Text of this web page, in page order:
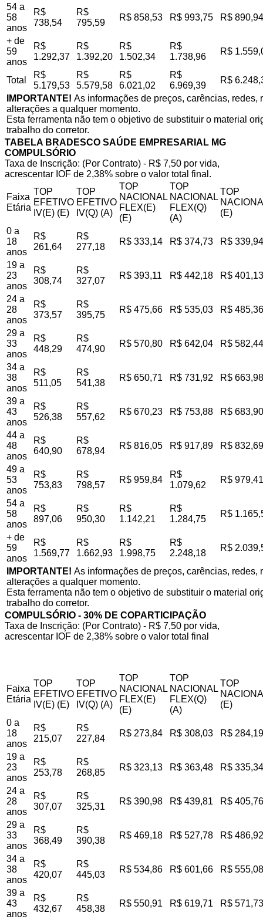
54 a
58
anos
R$
738,54
R$
795,59
R$ 858,53 R$ 993,75 R$ 890,94
+ de
59
anos
R$
1.292,37
R$
1.392,20
R$
1.502,34
R$
1.738,96
R$
Total
R$
5.179,53
R$
5.579,58
R$
6.021,02
R$
6.969,39
R$
IMPORTANTE! As informações de preços, carências,
alterações a qualquer momento.
Esta ferramenta não tem o objetivo de substituir o material
trabalho do corretor.
TABELA BRADESCO SAÚDE EMPRESARIAL MG
COMPULSÓRIO
Taxa de Inscrição: (Por Contrato) - R$ 7,50 por vida,
acrescentar IOF de 2,38% sobre o valor total final.
Faixa
Etária
TOP
EFETIVO
IV(E) (E)
TOP
EFETIVO
IV(Q) (A)
TOP
NACIONAL
FLEX(E)
(E)
TOP
NACIONAL
FLEX(Q)
(A)
TOP
(E)
0 a
18
anos
R$
261,64
R$
277,18
R$ 333,14 R$ 374,73 R$ 339,94
19 a
23
anos
R$
308,74
R$
327,07
R$ 393,11 R$ 442,18 R$ 401,13
24 a
28
anos
R$
373,57
R$
395,75
R$ 475,66 R$ 535,03 R$ 485,36
29 a
33
anos
R$
448,29
R$
474,90
R$ 570,80 R$ 642,04 R$ 582,44
34 a
38
anos
R$
511,05
R$
541,38
R$ 650,71 R$ 731,92 R$ 663,98
39 a
43
anos
R$
526,38
R$
557,62
R$ 670,23 R$ 753,88 R$ 683,90
44 a
48
anos
R$
640,90
R$
678,94
R$ 816,05 R$ 917,89 R$ 832,69
49 a
53
anos
R$
753,83
R$
798,57
R$ 959,84
R$
1.079,62
R$ 979,41
54 a
58
anos
R$
897,06
R$
950,30
R$
1.142,21
R$
1.284,75
R$
+ de
59
anos
R$
1.569,77
R$
1.662,93
R$
1.998,75
R$
2.248,18
R$
IMPORTANTE! As informações de preços, carências,
alterações a qualquer momento.
Esta ferramenta não tem o objetivo de substituir o material
trabalho do corretor.
COMPULSÓRIO - 30% DE COPARTICIPAÇÃO
Taxa de Inscrição: (Por Contrato) - R$ 7,50 por vida,
acrescentar IOF de 2,38% sobre o valor total final
Faixa
Etária
TOP
EFETIVO
IV(E) (E)
TOP
EFETIVO
IV(Q) (A)
TOP
NACIONAL
FLEX(E)
(E)
TOP
NACIONAL
FLEX(Q)
(A)
TOP
(E)
0 a
18
anos
R$
215,07
R$
227,84
R$ 273,84 R$ 308,03 R$ 284,19
19 a
23
anos
R$
253,78
R$
268,85
R$ 323,13 R$ 363,48 R$ 335,34
24 a
28
anos
R$
307,07
R$
325,31
R$ 390,98 R$ 439,81 R$ 405,76
29 a
33
anos
R$
368,49
R$
390,38
R$ 469,18 R$ 527,78 R$ 486,92
34 a
38
anos
R$
420,07
R$
445,03
R$ 534,86 R$ 601,66 R$ 555,08
39 a
43
anos
R$
432,67
R$
458,38
R$ 550,91 R$ 619,71 R$ 571,73